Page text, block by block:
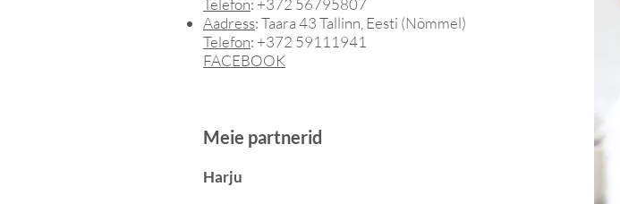
Telefon: +372 56795807
Aadress: Taara 43 Tallinn, Eesti (Nõmmel)
Telefon: +372 59111941
FACEBOOK
Meie partnerid
Harju